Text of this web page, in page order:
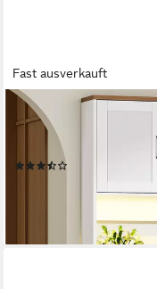
Fast ausverkauft
BEWISHOME
Sideboard hoher
Ladestation, Weiß (1
242,99 €
lieferbar in 4 Wochen